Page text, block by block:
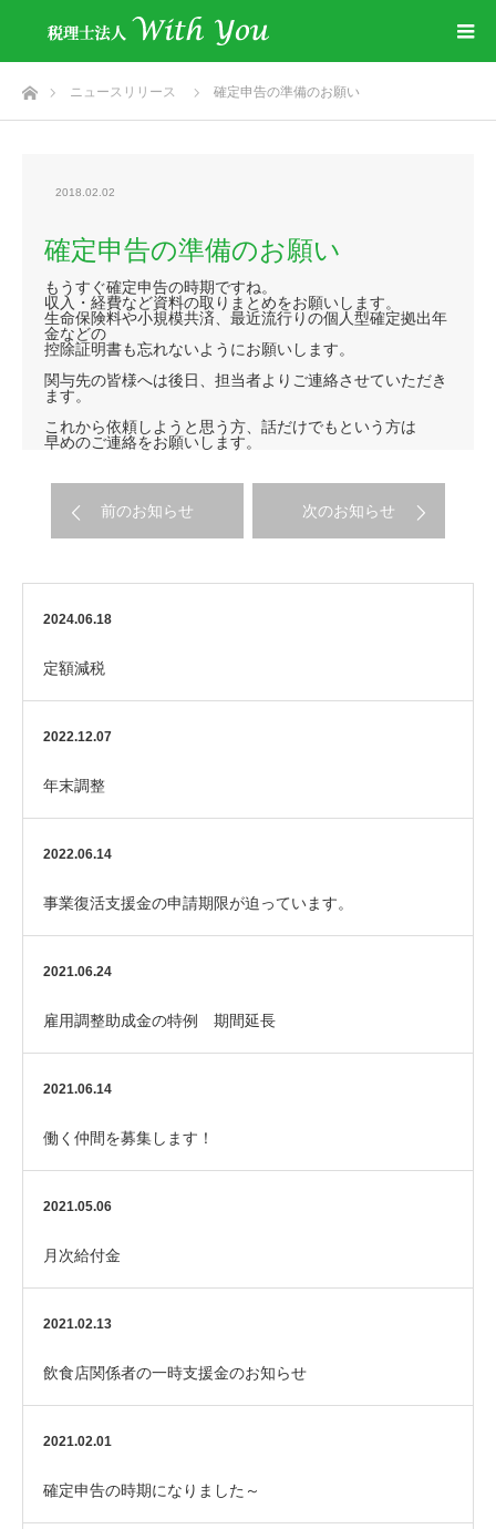
ホームニュースリリース 確定申告の準備のお願い
2018.02.02
確定申告の準備のお願い
もうすぐ確定申告の時期ですね。
収入・経費など資料の取りまとめをお願いします。
生命保険料や小規模共済、最近流行りの個人型確定拠出年
金などの
控除証明書も忘れないようにお願いします。
関与先の皆様へは後日、担当者よりご連絡させていただき
ます。
これから依頼しようと思う方、話だけでもという方は
早めのご連絡をお願いします。
前のお知らせ 次のお知らせ
2024.06.18
定額減税
2022.12.07
年末調整
2022.06.14
事業復活支援金の申請期限が迫っています。
2021.06.24
雇用調整助成金の特例 期間延長
2021.06.14
働く仲間を募集します！
2021.05.06
月次給付金
2021.02.13
飲食店関係者の一時支援金のお知らせ
2021.02.01
確定申告の時期になりました～